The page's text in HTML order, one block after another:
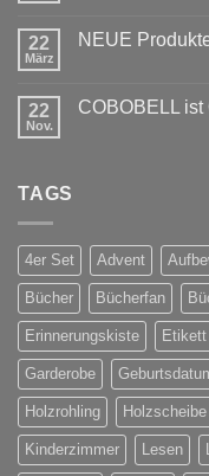
Weihnachten
Türe
22
März
NEUE
NEUE
22
Nov.
COBOBELL ist
TAGS
4er Set Advent
Bücher Bücherfan
Erinnerungskiste Etikett
Garderobe
Holzrohling Holzscheibe
Kinderzimmer Lesen